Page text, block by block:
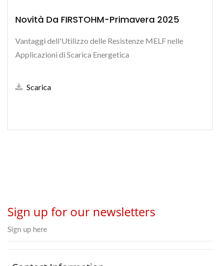
Novità Da FIRSTOHM-Primavera 2025
Vantaggi dell'Utilizzo delle Resistenze MELF nelle
Applicazioni di Scarica Energetica
Scarica